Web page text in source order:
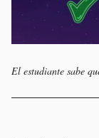
El estudiante sabe